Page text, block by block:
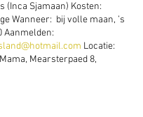
(Inca Sjamaan) Kosten:
Wanneer: bij volle maan, ’s
Aanmelden:
Locatie:
Mearsterpaed 8,